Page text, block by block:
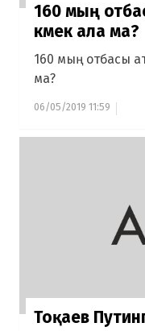
160 мың
көмек ала ма?
160 мың отбасы
ма?
06/05/2019 11:59
Тоқаев